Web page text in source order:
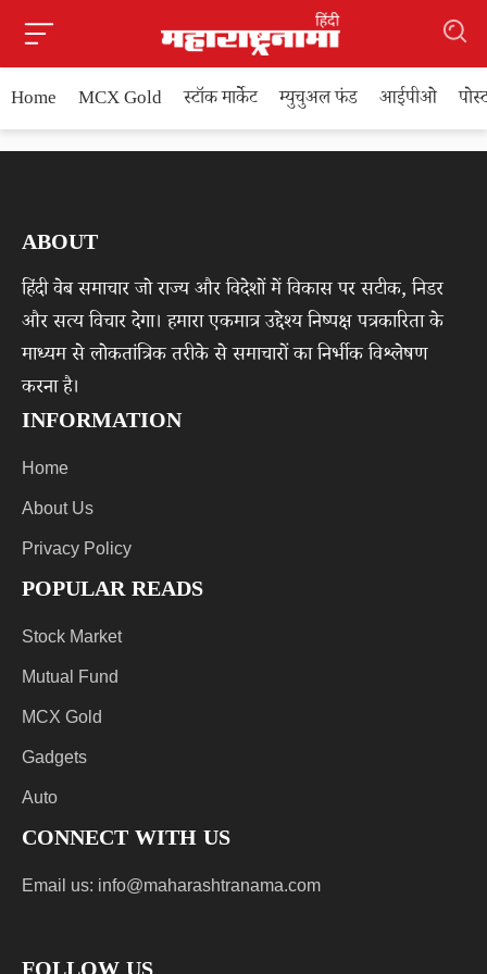
Home MCX Gold स्टॉक मार्केट म्युचुअल फंड आईपीओ
ABOUT
हिंदी वेब समाचार जो राज्य और विदेशों में विकास पर सटीक, निडर
और सत्य विचार देगा। हमारा एकमात्र उद्देश्य निष्पक्ष पत्रकारिता के
माध्यम से लोकतांत्रिक तरीके से समाचारों का निर्भीक विश्लेषण
करना है।
INFORMATION
Home
About Us
Privacy Policy
POPULAR READS
Stock Market
Mutual Fund
MCX Gold
Gadgets
Auto
CONNECT WITH US
Email us: info@maharashtranama.com